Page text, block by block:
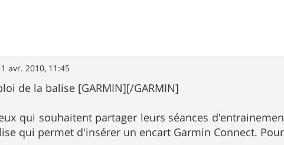
avr. 2010, 11:45
de la balise [GARMIN][/GARMIN]
qui souhaitent partager leurs séances
qui permet d'insérer un encart Garmin Connect.